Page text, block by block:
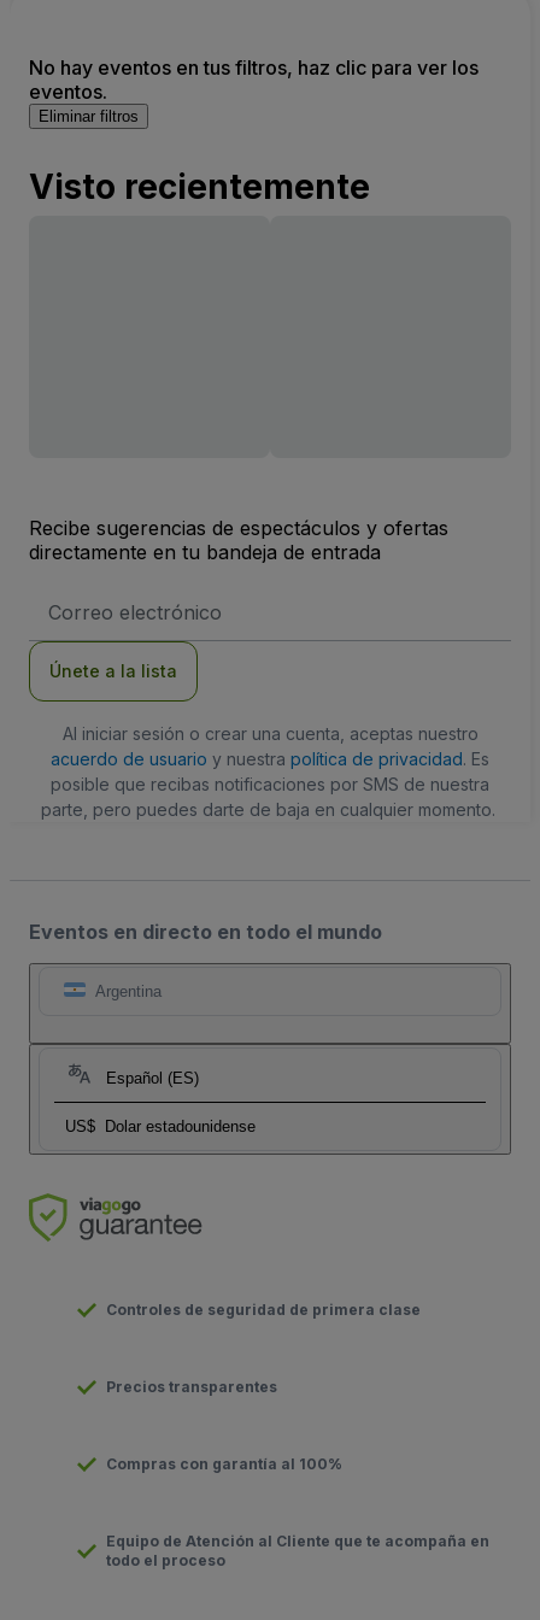
No hay eventos en tus filtros, haz clic para ver los
eventos.
Eliminar filtros
Visto recientemente
Recibe sugerencias de espectáculos y ofertas
directamente en tu bandeja de entrada
de
Únete a la lista
Al iniciar sesión o crear una cuenta, aceptas nuestro
acuerdo de usuario y nuestra política de privacidad. Es
posible que recibas notificaciones por SMS de nuestra
parte, pero puedes darte de baja en cualquier momento.
Eventos en directo en todo el mundo
Argentina
Español (ES)
US$ Dolar estadounidense
Controles de seguridad de primera clase
Precios transparentes
Compras con garantía al 100%
Equipo de Atención al Cliente que te acompaña en
todo el proceso